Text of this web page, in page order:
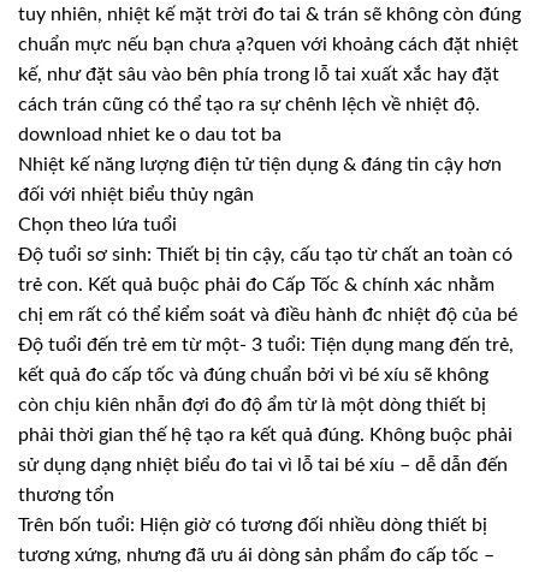
tuy nhiên, nhiệt kế mặt trời đo tai & trán sẽ không còn đúng
chuẩn mực nếu bạn chưa ạ?quen với khoảng cách đặt nhiệt
kế, như đặt sâu vào bên phía trong lỗ tai xuất xắc hay đặt
cách trán cũng có thể tạo ra sự chênh lệch về nhiệt độ.
download nhiet ke o dau tot ba
Nhiệt kế năng lượng điện tử tiện dụng & đáng tin cậy hơn
đối với nhiệt biểu thủy ngân
Chọn theo lứa tuổi
Độ tuổi sơ sinh: Thiết bị tin cậy, cấu tạo từ chất an toàn có
trẻ con. Kết quả buộc phải đo Cấp Tốc & chính xác nhằm
chị em rất có thể kiểm soát và điều hành đc nhiệt độ của bé
Độ tuổi đến trẻ em từ một- 3 tuổi: Tiện dụng mang đến trẻ,
kết quả đo cấp tốc và đúng chuẩn bởi vì bé xíu sẽ không
còn chịu kiên nhẫn đợi đo độ ẩm từ là một dòng thiết bị
phải thời gian thế hệ tạo ra kết quả đúng. Không buộc phải
sử dụng dạng nhiệt biểu đo tai vì lỗ tai bé xíu – dễ dẫn đến
thương tổn
Trên bốn tuổi: Hiện giờ có tương đối nhiều dòng thiết bị
tương xứng, nhưng đã ưu ái dòng sản phẩm đo cấp tốc –